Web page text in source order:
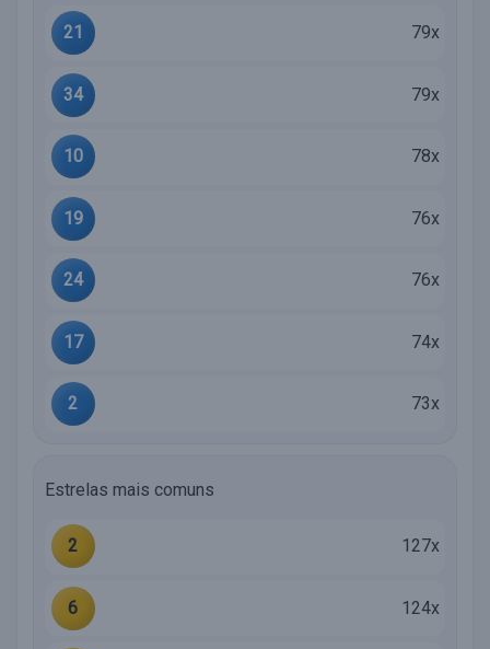
21 79x
34 79x
10 78x
19 76x
24 76x
17 74x
2 73x
Estrelas mais comuns
2 127x
6 124x